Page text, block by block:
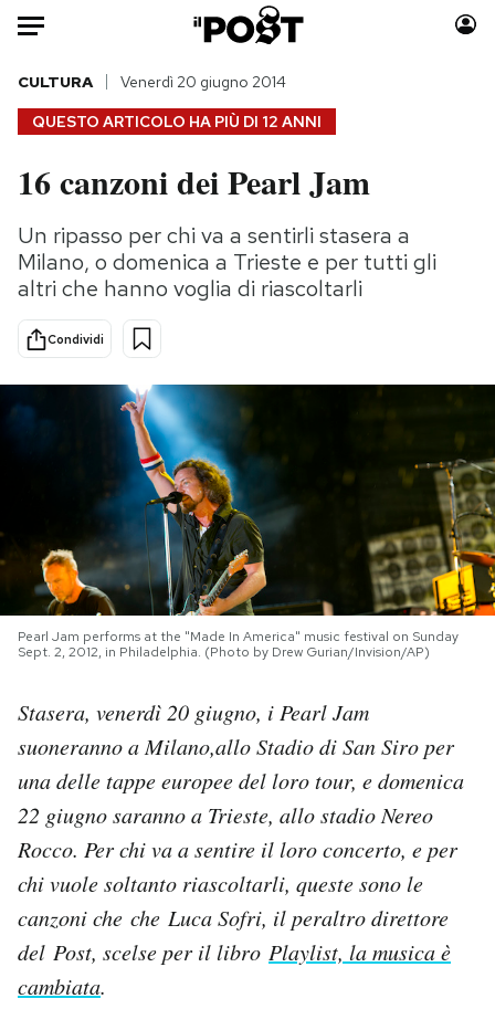
Auto
HOME
Italia
Politica
Tecnologia
Scienza
Economia
Moda
Consumismi
Storie/Idee
PODCAST
NEWSLETTER
SHOP
CALENDARIO
Area Personale
Newsletter
QUESTO ARTICOLO HA PIÙ DI 12 ANNI
CULTURA Venerdì 20 giugno 2014
16 canzoni dei Pearl Jam
Un ripasso per chi va a sentirli stasera a
Milano, o domenica a Trieste e per tutti gli
altri che hanno voglia di riascoltarli
Condividi
Pearl Jam performs at the "Made In America" music festival on Sunday
Sept. 2, 2012, in Philadelphia. (Photo by Drew Gurian/Invision/AP)
Stasera, venerdì 20 giugno, i Pearl Jam
suoneranno a Milano,allo Stadio di San Siro per
una delle tappe europee del loro tour, e domenica
22 giugno saranno a Trieste, allo stadio Nereo
Rocco. Per chi va a sentire il loro concerto, e per
chi vuole soltanto riascoltarli, queste sono le
canzoni che che Luca Sofri, il peraltro direttore
del Post, scelse per il libro Playlist, la musica è
cambiata.